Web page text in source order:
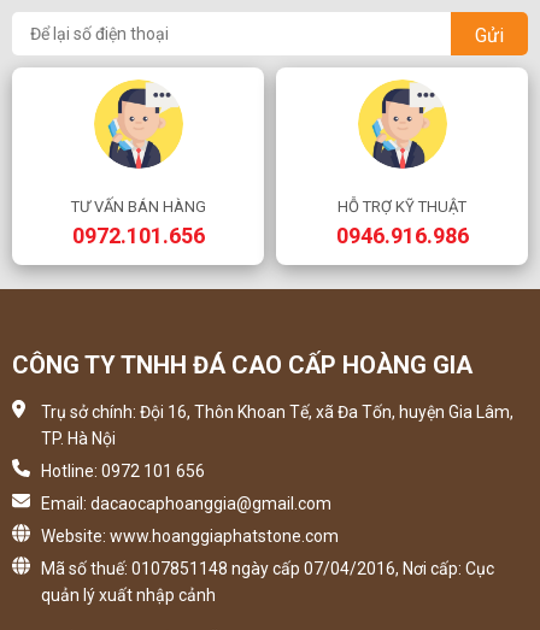
Gửi
TƯ VẤN BÁN HÀNG
0972.101.656
HỖ TRỢ KỸ THUẬT
0946.916.986
CÔNG TY TNHH ĐÁ CAO CẤP HOÀNG GIA
Trụ sở chính: Đội 16, Thôn Khoan Tế, xã Đa Tốn, huyện Gia Lâm,
TP. Hà Nội
Hotline: 0972 101 656
Email: dacaocaphoanggia@gmail.com
Website: www.hoanggiaphatstone.com
Mã số thuế: 0107851148 ngày cấp 07/04/2016, Nơi cấp: Cục
quản lý xuất nhập cảnh